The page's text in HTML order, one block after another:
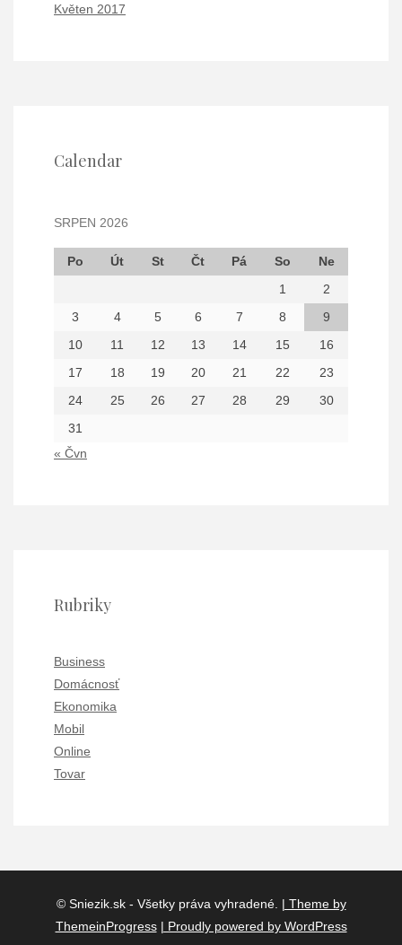
Květen 2017
Calendar
SRPEN 2026
Po Út St Čt Pá So
Ne
1
2
3
4 5 6 7 8
9
10
11 12 13 14 15
16
17
18 19 20 21 22
23
24
25 26 27 28 29
30
31
« Čvn
Rubriky
Business
Domácnosť
Ekonomika
Mobil
Online
Tovar
© Sniezik.sk - Všetky práva vyhradené. | Theme by
ThemeinProgress | Proudly powered by WordPress